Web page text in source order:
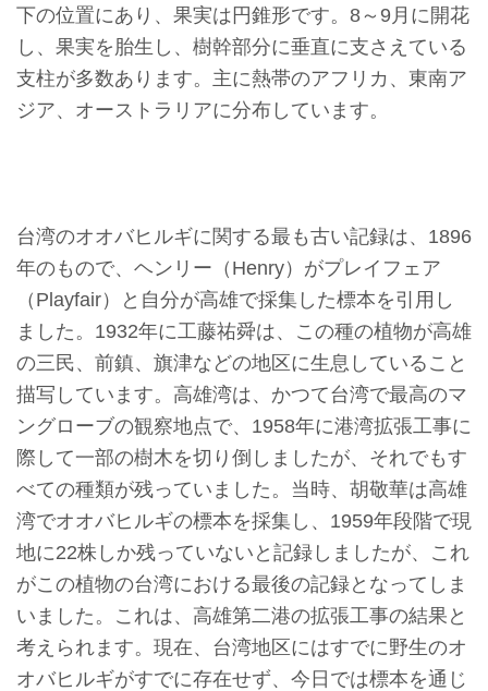
収
蔵
と
台
博
館
に
つ
い
て
サ
イ
ト
マ
ッ
プ
下の位置にあり、果実は円錐形です。8～9月に開花
し、果実を胎生し、樹幹部分に垂直に支さえている
支柱が多数あります。主に熱帯のアフリカ、東南ア
ジア、オーストラリアに分布しています。
台湾のオオバヒルギに関する最も古い記録は、1896
年のもので、ヘンリー（Henry）がプレイフェア
（Playfair）と自分が高雄で採集した標本を引用し
ました。1932年に工藤祐舜は、この種の植物が高雄
の三民、前鎮、旗津などの地区に生息していること
描写しています。高雄湾は、かつて台湾で最高のマ
ングローブの観察地点で、1958年に港湾拡張工事に
際して一部の樹木を切り倒しましたが、それでもす
べての種類が残っていました。当時、胡敬華は高雄
湾でオオバヒルギの標本を採集し、1959年段階で現
地に22株しか残っていないと記録しましたが、これ
がこの植物の台湾における最後の記録となってしま
いました。これは、高雄第二港の拡張工事の結果と
考えられます。現在、台湾地区にはすでに野生のオ
オバヒルギがすでに存在せず、今日では標本を通じ